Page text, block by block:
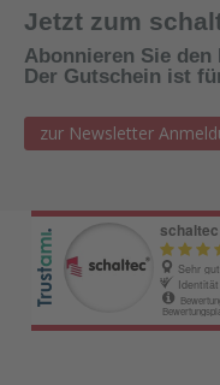
Jetzt zum
Abonnieren Sie
Der Gutschein ist
zur Newsletter